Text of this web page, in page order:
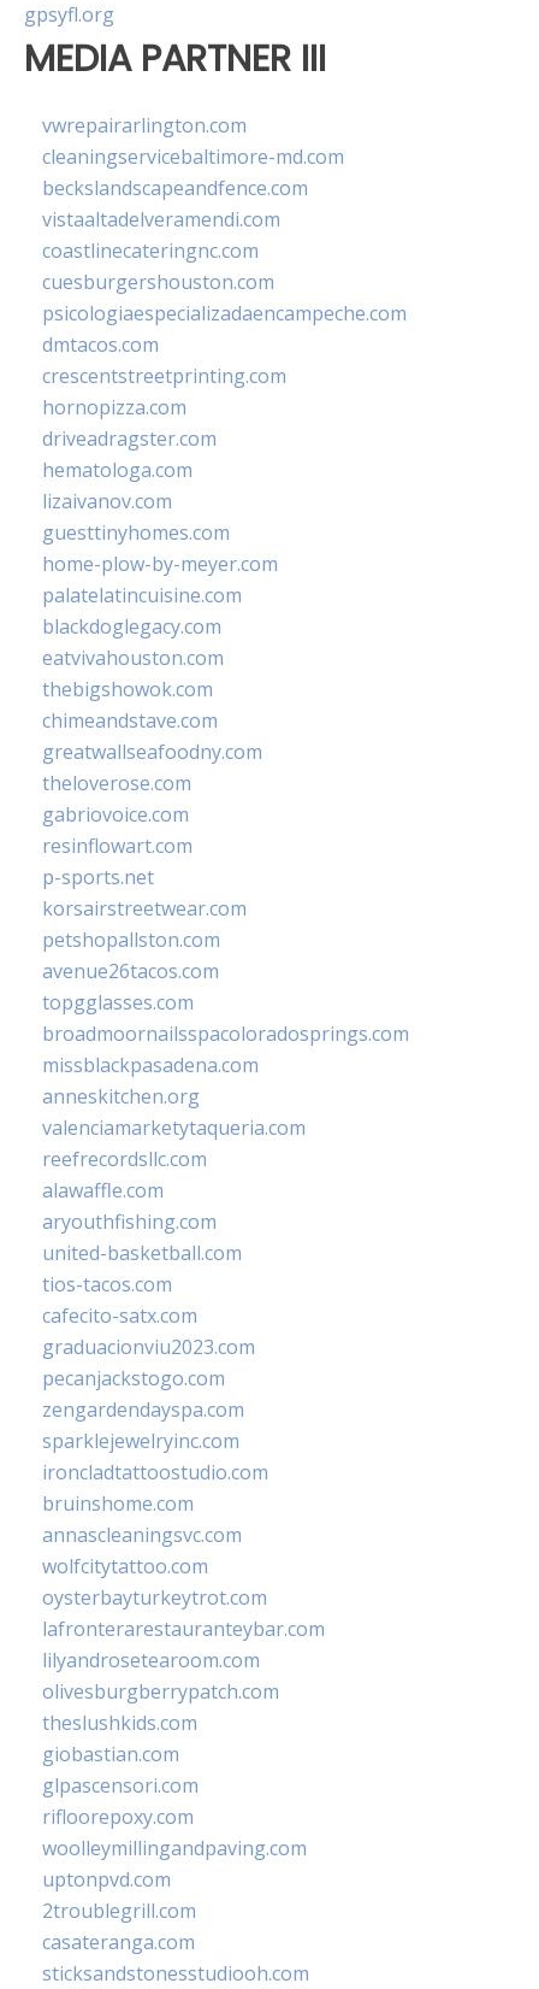
gpsyfl.org
MEDIA PARTNER III
vwrepairarlington.com
cleaningservicebaltimore-md.com
beckslandscapeandfence.com
vistaaltadelveramendi.com
coastlinecateringnc.com
cuesburgershouston.com
psicologiaespecializadaencampeche.com
dmtacos.com
crescentstreetprinting.com
hornopizza.com
driveadragster.com
hematologa.com
lizaivanov.com
guesttinyhomes.com
home-plow-by-meyer.com
palatelatincuisine.com
blackdoglegacy.com
eatvivahouston.com
thebigshowok.com
chimeandstave.com
greatwallseafoodny.com
theloverose.com
gabriovoice.com
resinflowart.com
p-sports.net
korsairstreetwear.com
petshopallston.com
avenue26tacos.com
topgglasses.com
broadmoornailsspacoloradosprings.com
missblackpasadena.com
anneskitchen.org
valenciamarketytaqueria.com
reefrecordsllc.com
alawaffle.com
aryouthfishing.com
united-basketball.com
tios-tacos.com
cafecito-satx.com
graduacionviu2023.com
pecanjackstogo.com
zengardendayspa.com
sparklejewelryinc.com
ironcladtattoostudio.com
bruinshome.com
annascleaningsvc.com
wolfcitytattoo.com
oysterbayturkeytrot.com
lafronterarestauranteybar.com
lilyandrosetearoom.com
olivesburgberrypatch.com
theslushkids.com
giobastian.com
glpascensori.com
rifloorepoxy.com
woolleymillingandpaving.com
uptonpvd.com
2troublegrill.com
casateranga.com
sticksandstonesstudiooh.com